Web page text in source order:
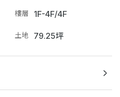
樓層 1F-4F/4F
土地 79.25坪